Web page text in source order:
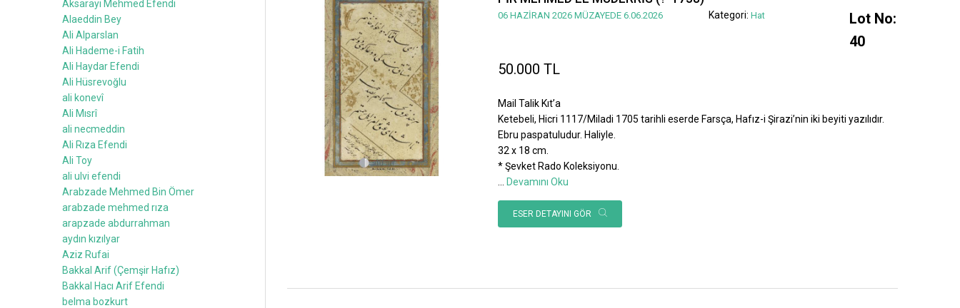
06 HAZİRAN 2026 MÜZAYEDE 6.06.2026 Kategori: Hat
Lot No:
40
50.000 TL
Mail Talik Kıt’a
Ketebeli, Hicri 1117/Miladi 1705 tarihli eserde Farsça, Hafız-i Şirazi’nin iki beyiti yazılıdır.
Ebru paspatuludur. Haliyle.
32 x 18 cm.
* Şevket Rado Koleksiyonu.
Devamını Oku
ESER DETAYINI GÖR
Aksarayi Mehmed Efendi
Alaeddin Bey
Ali Alparslan
Ali Hademe-i Fatih
Ali Haydar Efendi
Ali Hüsrevoğlu
ali konevî
Ali Mısrî
ali necmeddin
Ali Rıza Efendi
Ali Toy
ali ulvi efendi
Arabzade Mehmed Bin Ömer
arabzade mehmed rıza
arapzade abdurrahman
aydın kızılyar
Aziz Rufai
Bakkal Arif (Çemşir Hafız)
Bakkal Hacı Arif Efendi
belma bozkurt